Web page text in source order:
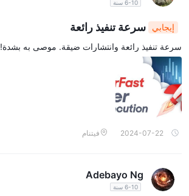
6-10 سنة
إيجابي سرعة تنفيذ رائعة
سرعة تنفيذ رائعة وانتشارات ضيقة. موصى به بشدة!
2024-07-22 فيتنام
Adebayo Ng
6-10 سنة